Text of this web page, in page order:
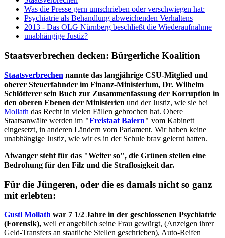
Was die Presse gern umschrieben oder verschwiegen hat:
Psychiatrie als Behandlung abweichenden Verhaltens
2013 - Das OLG Nürnberg beschließt die Wiederaufnahme
unabhängige Justiz?
Staatsverbrechen decken: Bürgerliche Koalition
Staatsverbrechen nannte das langjährige CSU-Mitglied und
oberer Steuerfahnder im Finanz-Ministerium, Dr. Wilhelm
Schlötterer sein Buch zur Zusammenfassung der Korruption in
den oberen Ebenen der Ministerien und der Justiz, wie sie bei
Mollath das Recht in vielen Fällen gebrochen hat. Obere
Staatsanwälte werden im "Freistaat Baiern" vom Kabinett
eingesetzt, in anderen Ländern vom Parlament. Wir haben keine
unabhängige Justiz, wie wir es in der Schule brav gelernt hatten.
Aiwanger steht für das "Weiter so", die Grünen stellen eine
Bedrohung für den Filz und die Straflosigkeit dar.
Für die Jüngeren, oder die es damals nicht so ganz
mit erlebten:
Gustl Mollath war 7 1/2 Jahre in der geschlossenen Psychiatrie
(Forensik), weil er angeblich seine Frau gewürgt, (Anzeigen ihrer
Geld-Transfers an staatliche Stellen geschrieben), Auto-Reifen